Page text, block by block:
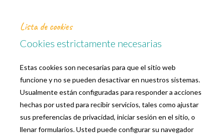
Lista de cookies
Cookies estrictamente necesarias
Estas cookies son necesarias para que el sitio web
funcione y no se pueden desactivar en nuestros sistemas.
Usualmente están configuradas para responder a acciones
hechas por usted para recibir servicios, tales como ajustar
sus preferencias de privacidad, iniciar sesión en el sitio, o
llenar formularios. Usted puede configurar su navegador